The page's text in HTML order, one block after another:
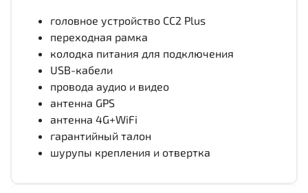
головное устройство CC2 Plus
переходная рамка
колодка питания для подключения
USB-кабели
провода аудио и видео
антенна GPS
антенна 4G+WiFi
гарантийный талон
шурупы крепления и отвертка